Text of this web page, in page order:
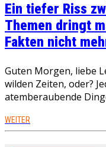
Ein tiefer Riss
Themen dringt
Fakten nicht
Guten Morgen, liebe
wilden Zeiten, oder?
atemberaubende
WEITER